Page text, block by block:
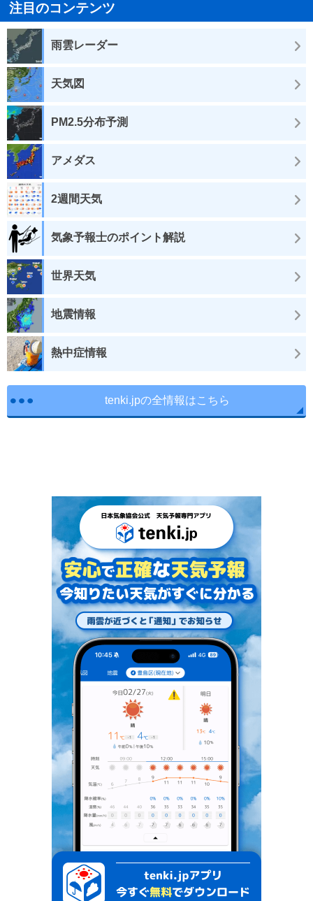
注目のコンテンツ
雨雲レーダー
天気図
PM2.5分布予測
アメダス
2週間天気
気象予報士のポイント解説
世界天気
地震情報
熱中症情報
tenki.jpの全情報はこちら